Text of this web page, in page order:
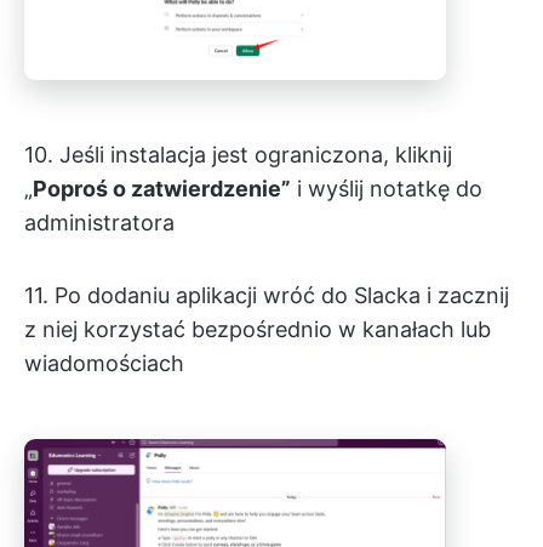
10. Jeśli instalacja jest ograniczona, kliknij
„Poproś o zatwierdzenie” i wyślij notatkę do
administratora
11. Po dodaniu aplikacji wróć do Slacka i zacznij
z niej korzystać bezpośrednio w kanałach lub
wiadomościach